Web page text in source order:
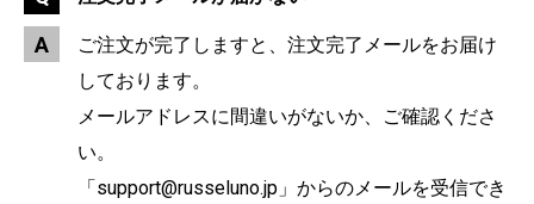
ご注文が完了しますと、注文完了メールをお届け
しております。
メールアドレスに間違いがないか、ご確認くださ
い。
「support@russeluno.jp」からのメールを受信でき